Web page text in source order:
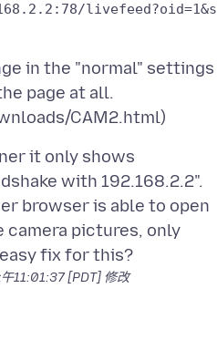
in the "normal" settings
page at all.
it only shows
with 192.168.2.2".
browser is able to open
camera pictures, only
11:01:37 [PDT] 修改